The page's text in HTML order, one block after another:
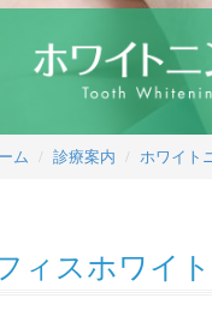
ム 診療案内 ホワイト
ィスホワイ